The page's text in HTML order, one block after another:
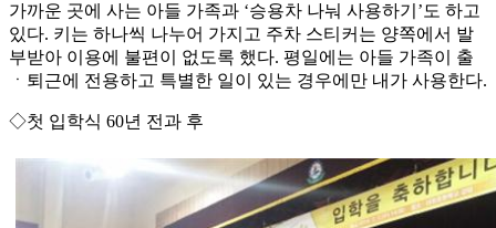
가까운 곳에 사는 아들 가족과 ‘승용차 나눠 사용하기’도 하고
있다. 키는 하나씩 나누어 가지고 주차 스티커는 양쪽에서 발
부받아 이용에 불편이 없도록 했다. 평일에는 아들 가족이 출
ㆍ퇴근에 전용하고 특별한 일이 있는 경우에만 내가 사용한다.
◇첫 입학식 60년 전과 후